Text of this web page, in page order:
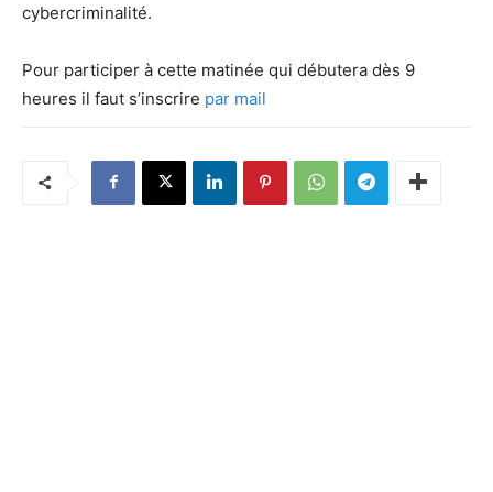
cybercriminalité.
Pour participer à cette matinée qui débutera dès 9
heures il faut s’inscrire par mail